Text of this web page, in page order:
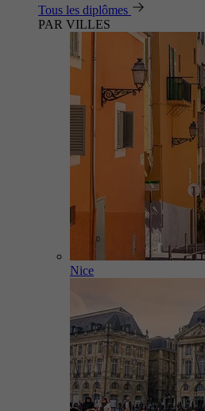
Tous les diplômes
PAR VILLES
Nice